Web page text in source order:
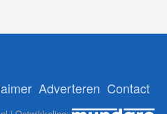
Adverteren Contact